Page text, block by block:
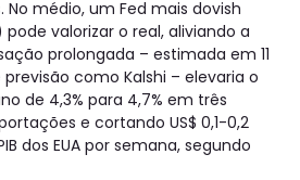
médio, um Fed mais dovish
valorizar o real, aliviando a
prolongada – estimada em 11
como Kalshi – elevaria o
de 4,3% para 4,7% em três
e cortando US$ 0,1-0,2
dos EUA por semana, segundo